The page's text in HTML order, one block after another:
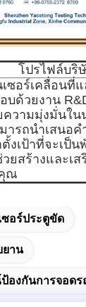
โปรไฟล์บริ
ซอร์เคลื่อนที่
บด้วยงาน
ความมุ่งมั่นใ
ารถนําเสนอ
ตั้งเป้าที่จะเป็
ยสร้างและเส
ณ
ซอร์ประตูขัด
ยาน
องกันการจอดร